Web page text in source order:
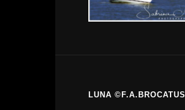
LUNA ©F.A.BROCATUS